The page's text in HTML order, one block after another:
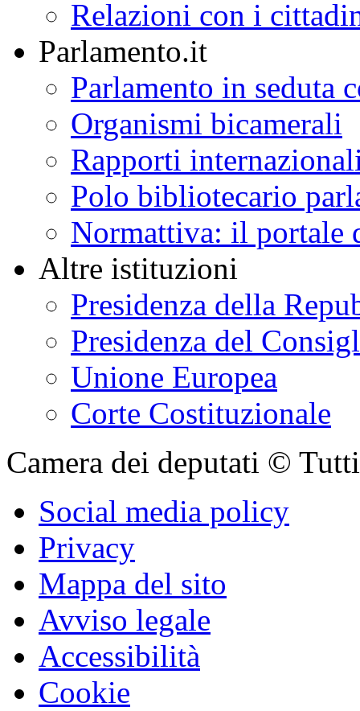
Relazioni con i
Parlamento.it
Parlamento in seduta
Organismi bicamerali
Rapporti
Polo bibliotecario
Normattiva: il portale
Altre istituzioni
Presidenza della
Presidenza del
Unione Europea
Corte Costituzionale
Camera dei deputati ©
Social media policy
Privacy
Mappa del sito
Avviso legale
Accessibilità
Cookie